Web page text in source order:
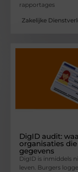
rapportages
Zakelijke
DigID audit:
organisaties
gegevens
DigID is inmiddels
leven. Burgers